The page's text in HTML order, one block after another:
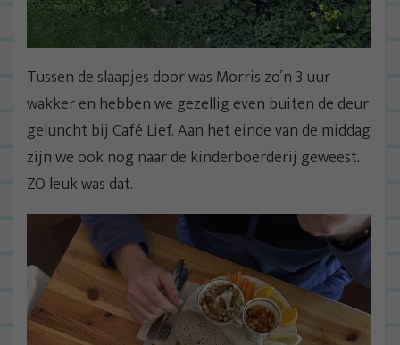
Tussen de slaapjes door was Morris zo’n 3 uur
wakker en hebben we gezellig even buiten de deur
geluncht bij Café Lief. Aan het einde van de middag
zijn we ook nog naar de kinderboerderij geweest.
ZO leuk was dat.